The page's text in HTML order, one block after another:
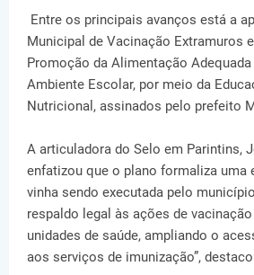
Entre os principais avanços está a
Municipal de Vacinação Extramuros
Promoção da Alimentação Adequada
Ambiente Escolar, por meio da
Nutricional, assinados pelo prefeito
A articuladora do Selo em Parintins,
enfatizou que o plano formaliza uma
vinha sendo executada pelo
respaldo legal às ações de
unidades de saúde, ampliando o
aos serviços de imunização”,